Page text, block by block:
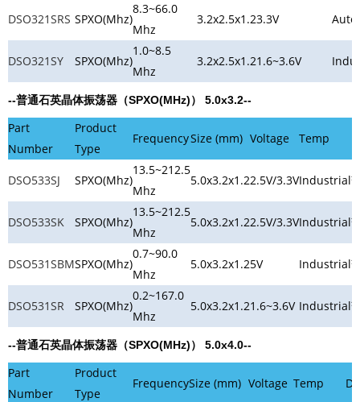
DSO321SRS SPXO(Mhz)
8.3~66.0
Mhz
3.2x2.5x1.23.3V
DSO321SY SPXO(Mhz)
1.0~8.5
Mhz
3.2x2.5x1.21.6~3.6V
--普通石英晶体振荡器（SPXO(MHz)） 5.0x3.2--
Part
Number
Product
Type
FrequencySize (mm) Voltage Temp
DSO533SJ SPXO(Mhz)
13.5~212.5
Mhz
5.0x3.2x1.22.5V/3.3VIndustrial
DSO533SK SPXO(Mhz)
13.5~212.5
Mhz
5.0x3.2x1.22.5V/3.3VIndustrial
DSO531SBMSPXO(Mhz)
0.7~90.0
Mhz
5.0x3.2x1.25V Industrial
DSO531SR SPXO(Mhz)
0.2~167.0
Mhz
5.0x3.2x1.21.6~3.6V Industrial
--普通石英晶体振荡器（SPXO(MHz)） 5.0x4.0--
Part
Number
Product
Type
FrequencySize (mm) Voltage Temp